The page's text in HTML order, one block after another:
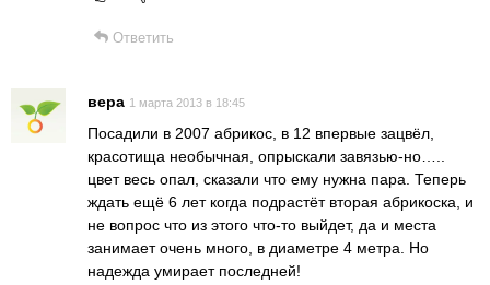
Ответить
вера 1 марта 2013 в 18:45
Посадили в 2007 абрикос, в 12 впервые зацвёл,
красотища необычная, опрыскали завязью-но…..
цвет весь опал, сказали что ему нужна пара. Теперь
ждать ещё 6 лет когда подрастёт вторая абрикоска, и
не вопрос что из этого что-то выйдет, да и места
занимает очень много, в диаметре 4 метра. Но
надежда умирает последней!